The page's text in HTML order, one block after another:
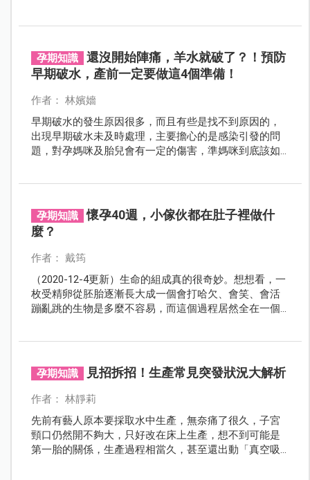
困擾？專家教妳這樣做。
孕期知識
還沒開始陣痛，羊水就破了？！預防
早期破水，產前一定要做這4個準備！
作者： 林嬪嬙
早期破水的發生原因很多，而且有些是找不到原因的，
出現早期破水未及時處理，主要擔心的是感染引發的問
題，對孕媽咪及胎兒會有一定的傷害，準媽咪到底該如
孕期知識
懷孕40週，小傢伙都在肚子裡做什
麼？
作者： 戴筠
（2020-12-4更新）生命的組成真的很奇妙。想想看，一
枚受精卵從胚胎逐漸長大成一個會打哈欠、會笑、會活
蹦亂跳的生物是多麼不容易，而這個過程居然全在一個
孕期知識
見招拆招！生產常見突發狀況大解析
作者： 林靜莉
先前有藝人原本要採取水中生產，無奈痛了很久，子宮
頸口仍然開不夠大，只好改在床上生產，想不到可能是
第一胎的關係，生產過程相當久，甚至還出動「真空吸